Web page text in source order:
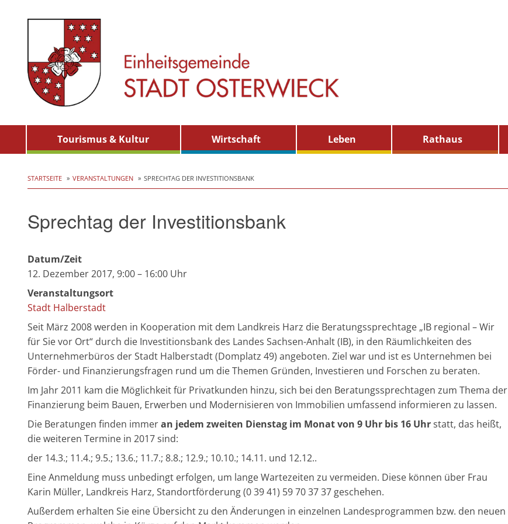
Tourismus & Kultur Wirtschaft Leben Rathaus
STARTSEITE VERANSTALTUNGEN SPRECHTAG DER INVESTITIONSBANK
Sprechtag der Investitionsbank
Datum/Zeit
12. Dezember 2017, 9:00 – 16:00 Uhr
Veranstaltungsort
Stadt Halberstadt
Seit März 2008 werden in Kooperation mit dem Landkreis Harz die Beratungssprechtage „IB regional – Wir
für Sie vor Ort“ durch die Investitionsbank des Landes Sachsen-Anhalt (IB), in den Räumlichkeiten des
Unternehmerbüros der Stadt Halberstadt (Domplatz 49) angeboten. Ziel war und ist es Unternehmen bei
Förder- und Finanzierungsfragen rund um die Themen Gründen, Investieren und Forschen zu beraten.
Im Jahr 2011 kam die Möglichkeit für Privatkunden hinzu, sich bei den Beratungssprechtagen zum Thema der
Finanzierung beim Bauen, Erwerben und Modernisieren von Immobilien umfassend informieren zu lassen.
Die Beratungen finden immeran jedem zweiten Dienstag im Monat von 9 Uhr bis 16 Uhrstatt, das heißt,
die weiteren Termine in 2017 sind:
der 14.3.; 11.4.; 9.5.; 13.6.; 11.7.; 8.8.; 12.9.; 10.10.; 14.11. und 12.12..
Eine Anmeldung muss unbedingt erfolgen, um lange Wartezeiten zu vermeiden. Diese können über Frau
Karin Müller, Landkreis Harz, Standortförderung (0 39 41) 59 70 37 37 geschehen.
Außerdem erhalten Sie eine Übersicht zu den Änderungen in einzelnen Landesprogrammen bzw. den neuen